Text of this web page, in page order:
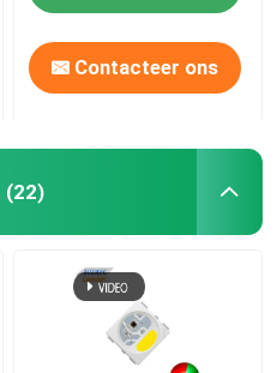
Contacteer ons
(22)